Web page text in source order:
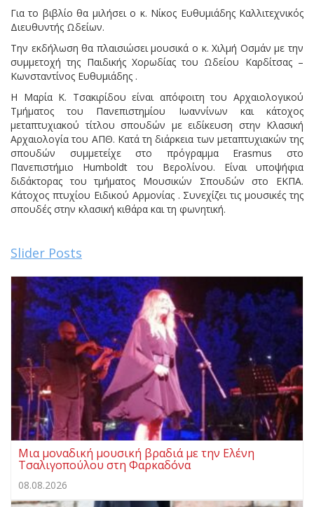
Για το βιβλίο θα μιλήσει ο κ. Νίκος Ευθυμιάδης Καλλιτεχνικός
Διευθυντής Ωδείων.
Την εκδήλωση θα πλαισιώσει μουσικά ο κ. Χιλμή Οσμάν με την
συμμετοχή της Παιδικής Χορωδίας του Ωδείου Καρδίτσας –
Κωνσταντίνος Ευθυμιάδης .
Η Μαρία Κ. Τσακιρίδου είναι απόφοιτη του Αρχαιολογικού
Τμήματος του Πανεπιστημίου Ιωαννίνων και κάτοχος
μεταπτυχιακού τίτλου σπουδών με ειδίκευση στην Κλασική
Αρχαιολογία του ΑΠΘ. Κατά τη διάρκεια των μεταπτυχιακών της
σπουδών συμμετείχε στο πρόγραμμα Erasmus στο
Πανεπιστήμιο Humboldt του Βερολίνου. Είναι υποψήφια
διδάκτορας του τμήματος Μουσικών Σπουδών στο ΕΚΠΑ.
Κάτοχος πτυχίου Ειδικού Αρμονίας . Συνεχίζει τις μουσικές της
σπουδές στην κλασική κιθάρα και τη φωνητική.
Slider Posts
Μια μοναδική μουσική βραδιά με την Ελένη
Τσαλιγοπούλου στη Φαρκαδόνα
08.08.2026